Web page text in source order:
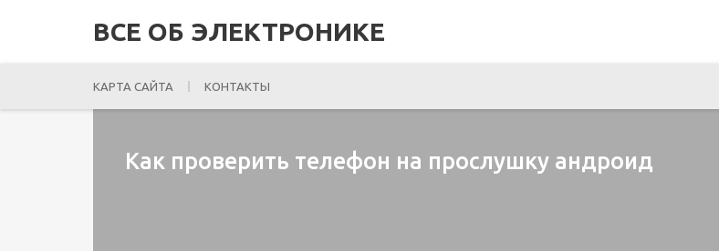
ВСЕ ОБ ЭЛЕКТРОНИКЕ
КАРТА САЙТА КОНТАКТЫ
Как проверить телефон на прослушку андроид